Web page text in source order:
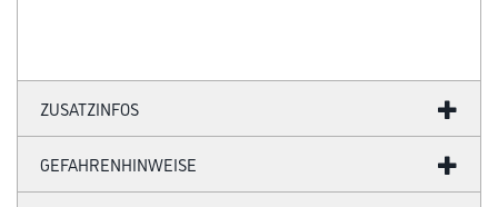
ZUSATZINFOS
GEFAHRENHINWEISE